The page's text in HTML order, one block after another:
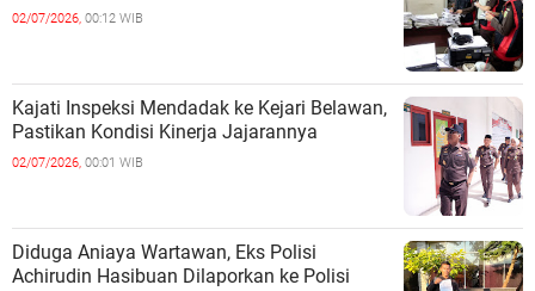
02/07/2026, 00:12 WIB
Kajati Inspeksi Mendadak ke Kejari Belawan,
Pastikan Kondisi Kinerja Jajarannya
02/07/2026, 00:01 WIB
Diduga Aniaya Wartawan, Eks Polisi
Achirudin Hasibuan Dilaporkan ke Polisi